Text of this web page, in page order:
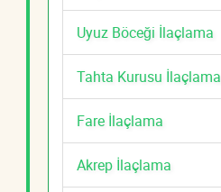
Uyuz Böceği İlaçlama
Tahta Kurusu İlaçlama
Fare İlaçlama
Akrep İlaçlama